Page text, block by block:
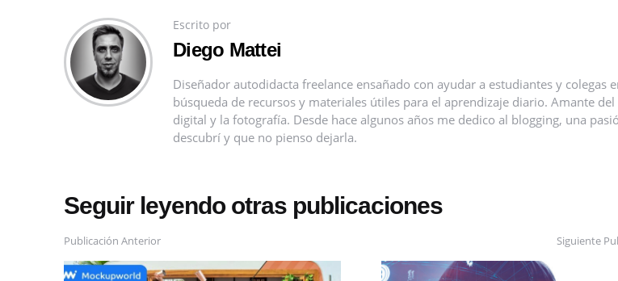
Escrito por
Diego Mattei
Diseñador autodidacta freelance ensañado con ayudar a estudiantes y colegas
búsqueda de recursos y materiales útiles para el aprendizaje diario. Amante del
digital y la fotografía. Desde hace algunos años me dedico al blogging, una
descubrí y que no pienso dejarla.
Seguir leyendo otras publicaciones
Publicación Anterior Siguiente